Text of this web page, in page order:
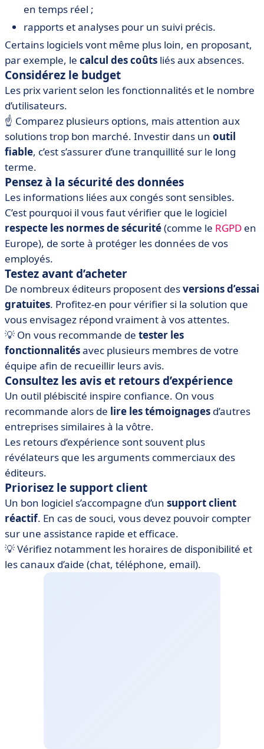
en temps réel ;
rapports et analyses pour un suivi précis.
Certains logiciels vont même plus loin, en proposant,
par exemple, le calcul des coûts liés aux absences.
Considérez le budget
Les prix varient selon les fonctionnalités et le nombre
d’utilisateurs.
☝️ Comparez plusieurs options, mais attention aux
solutions trop bon marché. Investir dans un outil
fiable, c’est s’assurer d’une tranquillité sur le long
terme.
Pensez à la sécurité des données
Les informations liées aux congés sont sensibles.
C’est pourquoi il vous faut vérifier que le logiciel
respecte les normes de sécurité(comme le RGPD en
Europe), de sorte à protéger les données de vos
employés.
Testez avant d’acheter
De nombreux éditeurs proposent desversions d’essai
gratuites. Profitez-en pour vérifier si la solution que
vous envisagez répond vraiment à vos attentes.
💡 On vous recommande de tester les
fonctionnalitésavec plusieurs membres de votre
équipe afin de recueillir leurs avis.
Consultez les avis et retours d’expérience
Un outil plébiscité inspire confiance. On vous
recommande alors de lire les témoignages d’autres
entreprises similaires à la vôtre.
Les retours d’expérience sont souvent plus
révélateurs que les arguments commerciaux des
éditeurs.
Priorisez le support client
Un bon logiciel s’accompagne d’un support client
réactif. En cas de souci, vous devez pouvoir compter
sur une assistance rapide et efficace.
💡 Vérifiez notamment les horaires de disponibilité et
les canaux d’aide (chat, téléphone, email).